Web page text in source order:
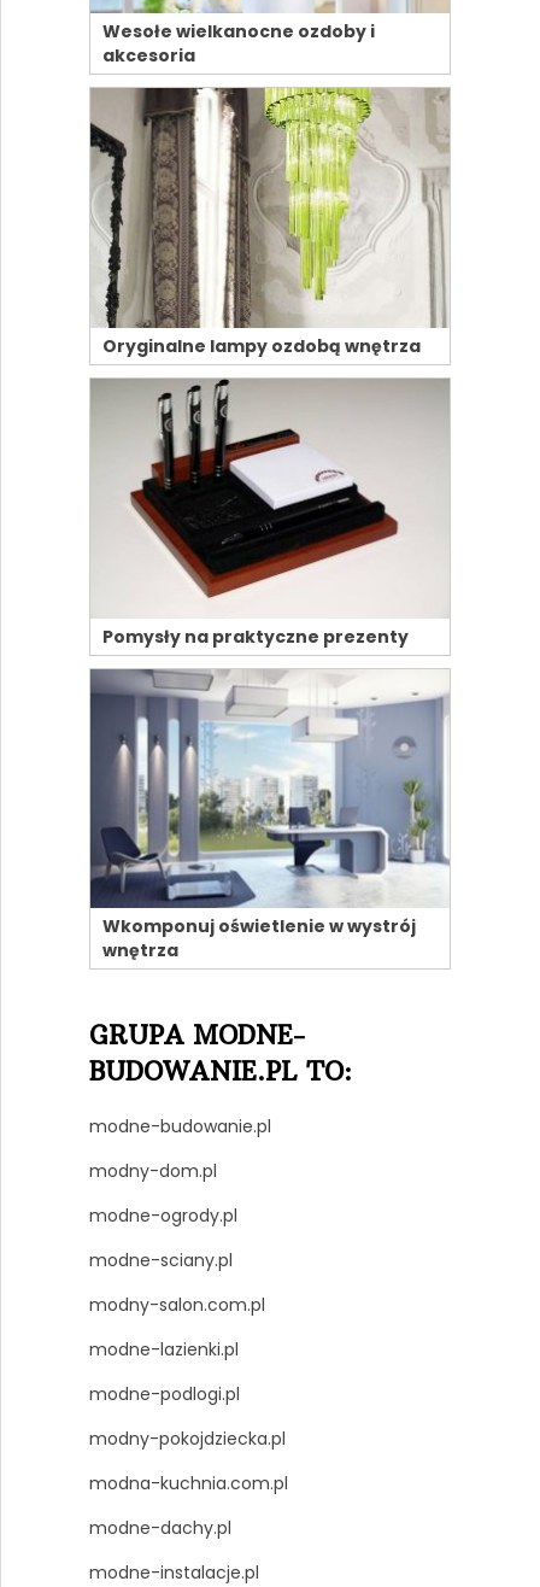
Wesołe wielkanocne ozdoby i
akcesoria
Oryginalne lampy ozdobą wnętrza
Pomysły na praktyczne prezenty
Wkomponuj oświetlenie w wystrój
wnętrza
GRUPA MODNE-
BUDOWANIE.PL TO:
modne-budowanie.pl
modny-dom.pl
modne-ogrody.pl
modne-sciany.pl
modny-salon.com.pl
modne-lazienki.pl
modne-podlogi.pl
modny-pokojdziecka.pl
modna-kuchnia.com.pl
modne-dachy.pl
modne-instalacje.pl